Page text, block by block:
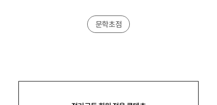
문학초점